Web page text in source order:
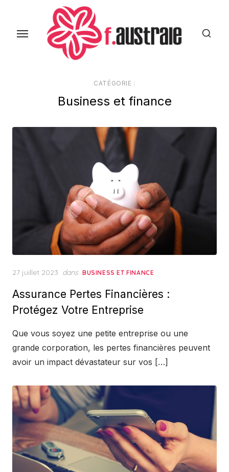
CATÉGORIE :
Business et finance
Posted
27 juillet 2023 dans BUSINESS ET FINANCE
Assurance Pertes Financières :
Protégez Votre Entreprise
Que vous soyez une petite entreprise ou une
grande corporation, les pertes financières peuvent
avoir un impact dévastateur sur vos […]